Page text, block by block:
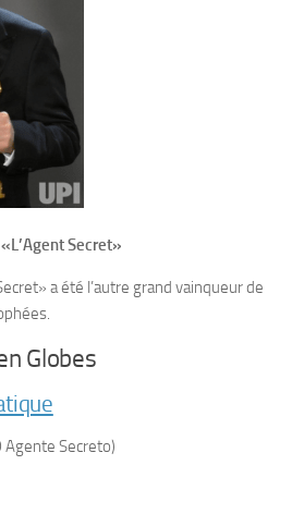
Secret»
a été l’autre grand vainqueur de
Globes
Agente Secreto)